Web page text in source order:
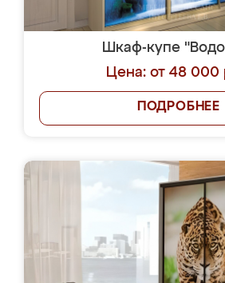
Шкаф-купе
Цена: от 48 000
ПОДРОБНЕЕ